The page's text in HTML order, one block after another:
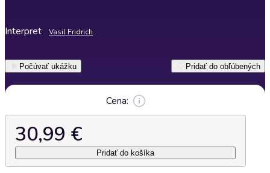
Interpret Vasil Fridrich
Počúvať ukážku Pridať do obľúbených
Cena:
30,99 €
Pridať do košíka